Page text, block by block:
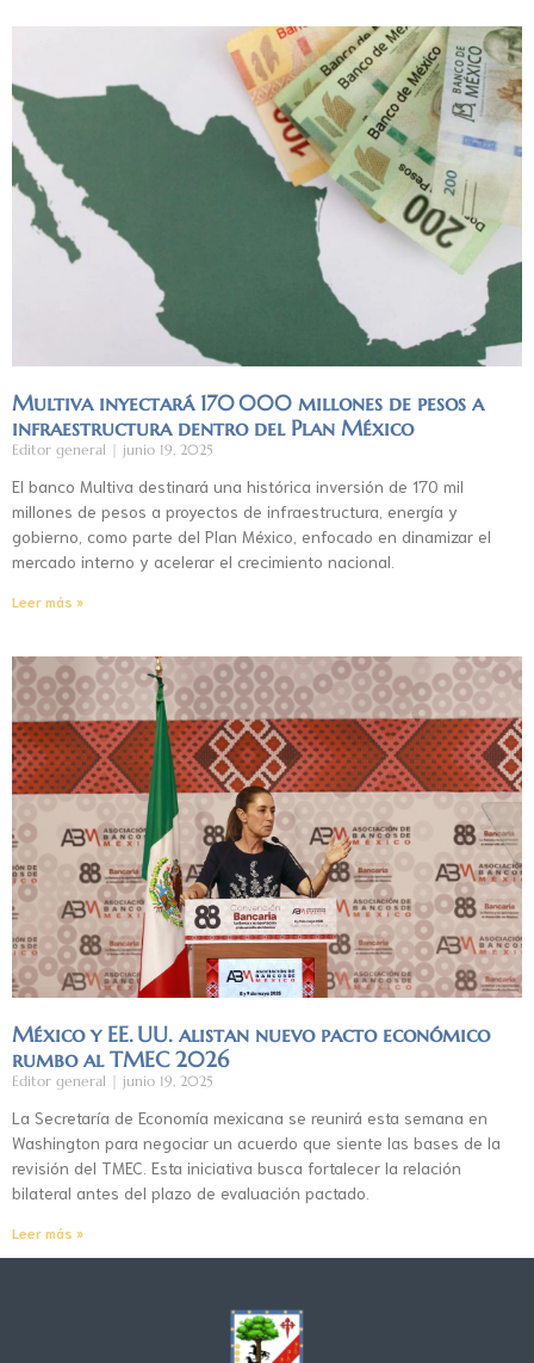
Multiva inyectará 170 000 millones de pesos a
infraestructura dentro del Plan México
Editor general junio 19, 2025
El banco Multiva destinará una histórica inversión de 170 mil
millones de pesos a proyectos de infraestructura, energía y
gobierno, como parte del Plan México, enfocado en dinamizar el
mercado interno y acelerar el crecimiento nacional.
Leer más »
México y EE. UU. alistan nuevo pacto económico
rumbo al TMEC 2026
Editor general junio 19, 2025
La Secretaría de Economía mexicana se reunirá esta semana en
Washington para negociar un acuerdo que siente las bases de la
revisión del TMEC. Esta iniciativa busca fortalecer la relación
bilateral antes del plazo de evaluación pactado.
Leer más »